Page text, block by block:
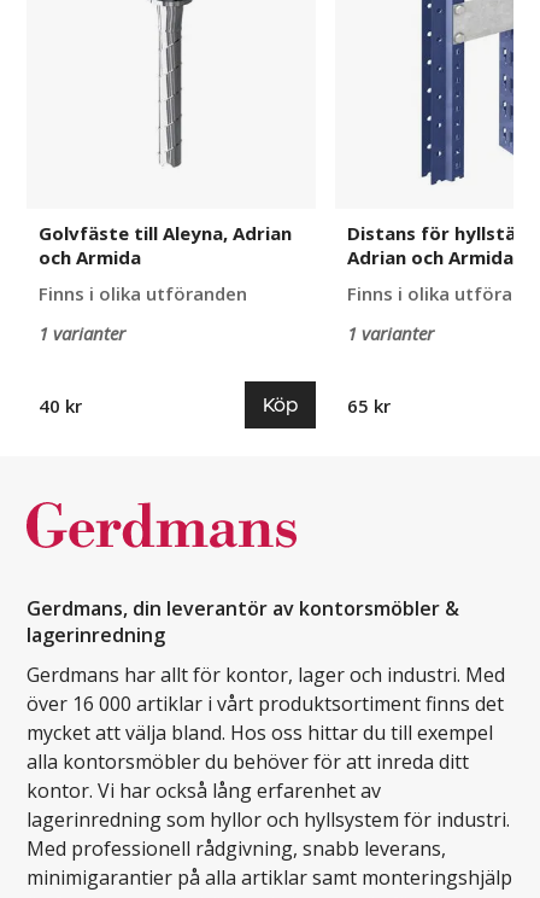
Golvfäste till Aleyna, Adrian
och Armida
Finns i olika utföranden
1 varianter
40 kr Köp
Distans för hyllställ
Adrian och Armida
Finns i olika
1 varianter
65 kr
Gerdmans, din leverantör av kontorsmöbler &
lagerinredning
Gerdmans har allt för kontor, lager och industri. Med
över 16 000 artiklar i vårt produktsortiment finns det
mycket att välja bland. Hos oss hittar du till exempel
alla kontorsmöbler du behöver för att inreda ditt
kontor. Vi har också lång erfarenhet av
lagerinredning som hyllor och hyllsystem för industri.
Med professionell rådgivning, snabb leverans,
minimigarantier på alla artiklar samt monteringshjälp